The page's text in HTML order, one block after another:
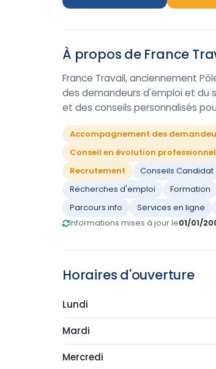
À propos de France
France Travail, anciennement
des demandeurs d'emploi et du
et des conseils personnalisés
Accompagnement des
Conseil en évolution
Recrutement
Conseils Candidat
Recherches d'emploi
Formation
Parcours info
Services en ligne
Informations mises à jour le01/01/
Horaires d'ouverture
Lundi
Mardi
Mercredi